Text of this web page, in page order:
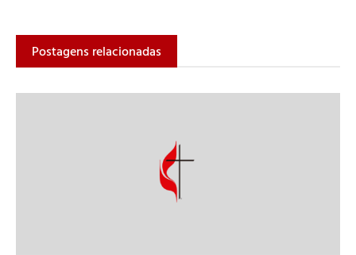
Postagens relacionadas